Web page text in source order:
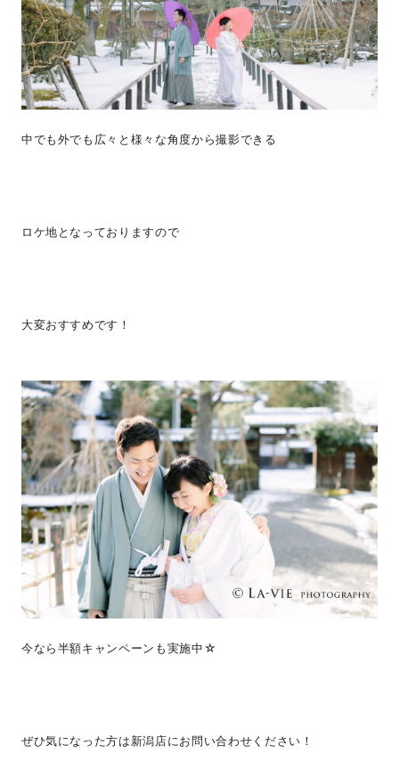
中でも外でも広々と様々な角度から撮影できる
ロケ地となっておりますので
大変おすすめです！
今なら半額キャンペーンも実施中☆
ぜひ気になった方は新潟店にお問い合わせください！